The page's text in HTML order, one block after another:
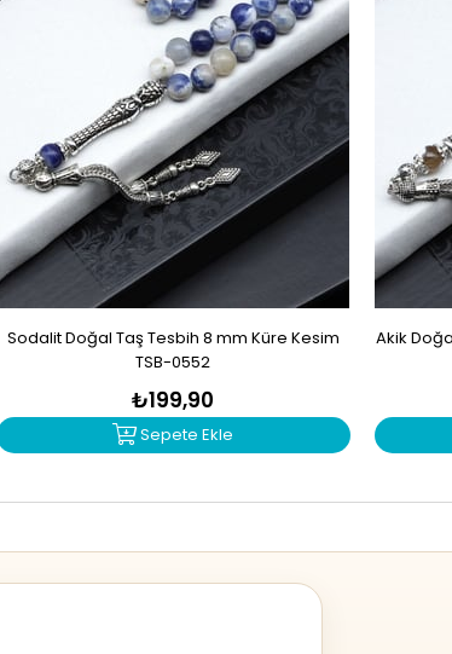
Sodalit Doğal Taş Tesbih 8 mm Küre Kesim
TSB-0552
₺199,90
Sepete Ekle
Akik